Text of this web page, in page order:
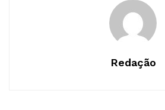
Redação